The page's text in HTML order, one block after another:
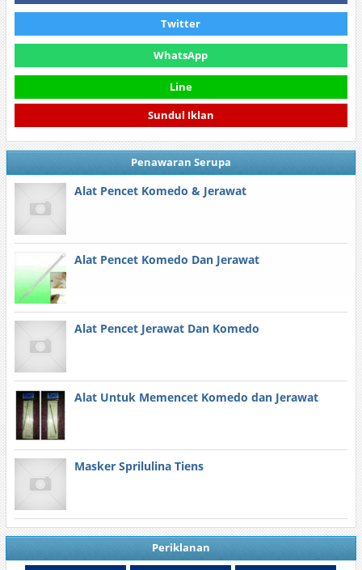
Twitter
WhatsApp
Line
Sundul Iklan
Penawaran Serupa
Alat Pencet Komedo & Jerawat
Alat Pencet Komedo Dan Jerawat
Alat Pencet Jerawat Dan Komedo
Alat Untuk Memencet Komedo dan Jerawat
Masker Sprilulina Tiens
Periklanan